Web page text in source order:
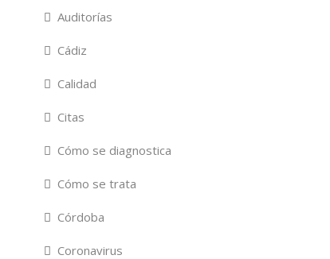
Auditorías
Cádiz
Calidad
Citas
Cómo se diagnostica
Cómo se trata
Córdoba
Coronavirus